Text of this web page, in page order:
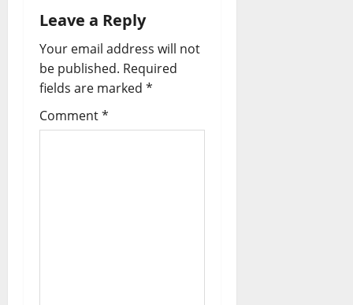
a
v
i
g
Leave a Reply
Your email address will not
be published. Required
fields are marked *
Comment*